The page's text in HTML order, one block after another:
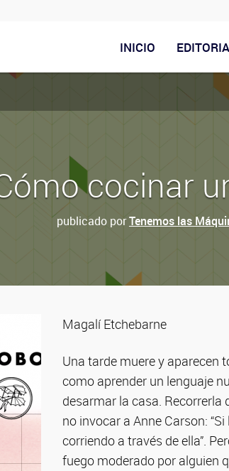
INICIO
cocinar
publicado porTenemos las
Magalí Etchebarne
Una tarde muere y aparecen
como aprender un lenguaje
desarmar la casa. Recorrerla
no invocar a Anne Carson:
corriendo a través de ella”.
fuego moderado por alguien